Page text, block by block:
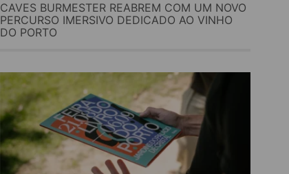
CAVES BURMESTER REABREM COM UM NOVO
PERCURSO IMERSIVO DEDICADO AO VINHO
DO PORTO